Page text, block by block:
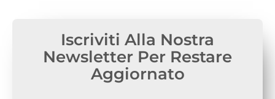
Iscriviti Alla Nostra
Newsletter Per Restare
Aggiornato